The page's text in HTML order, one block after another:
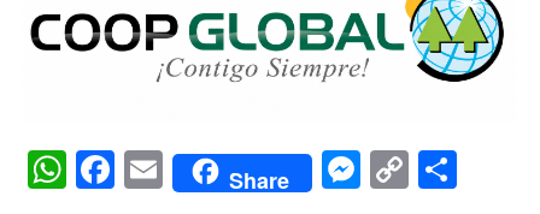
WhatsApp
Facebook
EmailShare
Copy